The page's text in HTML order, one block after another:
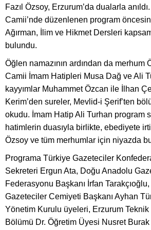
Fazıl Özsoy, Erzurum’da dualarla
Camii’nde düzenlenen program
Ağırman, İlim ve Hikmet Dersleri
bulundu.
Öğlen namazının ardından da merhum
Camii İmam Hatipleri Musa Dağ ve Ali
kayyımlar Muhammet Özcan ile İlhan
Kerim’den sureler, Mevlid-i Şerif’ten
okudu. İmam Hatip Ali Turhan program
hatimlerin duasıyla birlikte, ebediyete
Özsoy ve tüm merhumlar için niyazda
Programa Türkiye Gazeteciler
Sekreteri Ergun Ata, Doğu Anadolu
Federasyonu Başkanı İrfan
Gazeteciler Cemiyeti Başkanı Ayhan
Yönetim Kurulu üyeleri, Erzurum
Bölümü Dr. Öğretim Üyesi Nusret